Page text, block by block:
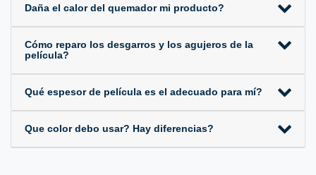
Daña el calor del quemador mi producto?
Cómo reparo los desgarros y los agujeros de la
película?
Qué espesor de película es el adecuado para mí?
Que color debo usar? Hay diferencias?